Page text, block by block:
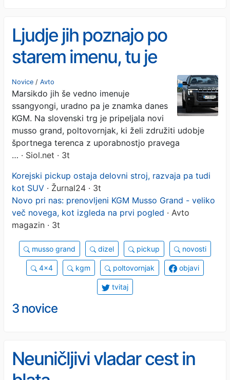
Ljudje jih poznajo po
starem imenu, tu je
štirikolesni pogon nekaj
normalnega
Novice / Avto
Marsikdo jih še vedno imenuje
ssangyongi, uradno pa je znamka danes
KGM. Na slovenski trg je pripeljala novi
musso grand, poltovornjak, ki želi združiti udobje
športnega terenca z uporabnostjo pravega
… · Siol.net · 3t
Korejski pickup ostaja delovni stroj, razvaja pa tudi
kot SUV · Žurnal24 · 3t
Novo pri nas: prenovljeni KGM Musso Grand - veliko
več novega, kot izgleda na prvi pogled · Avto
magazin · 3t
musso grand dizel pickup novosti
4x4 kgm poltovornjak objavi
tvitaj
3 novice
Neuničljivi vladar cest in